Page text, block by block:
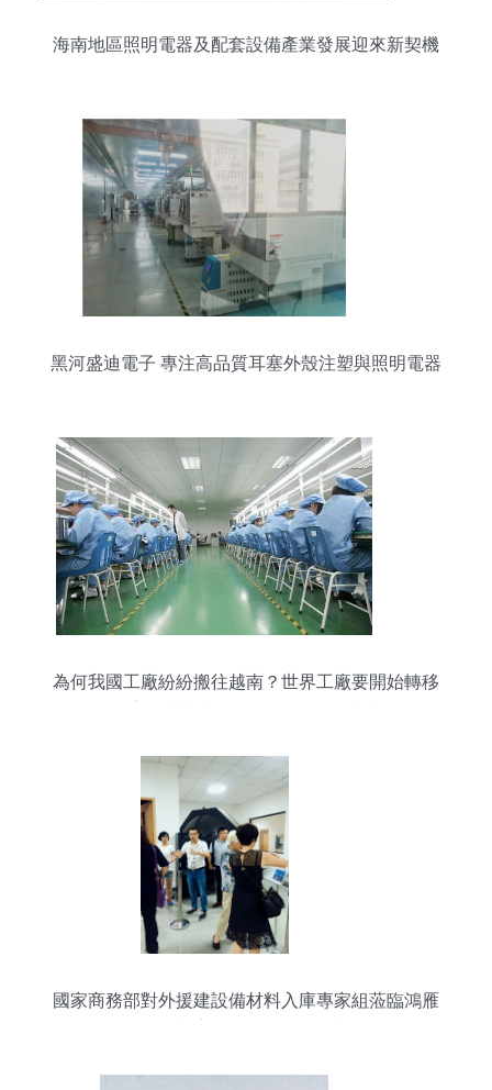
海南地區照明電器及配套設備產業發展迎來新契機
黑河盛迪電子 專注高品質耳塞外殼注塑與照明電器
為何我國工廠紛紛搬往越南？世界工廠要開始轉移
國家商務部對外援建設備材料入庫專家組蒞臨鴻雁